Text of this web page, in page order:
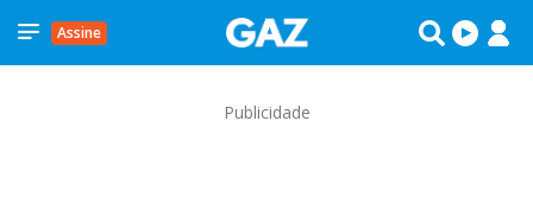
Assine
Publicidade